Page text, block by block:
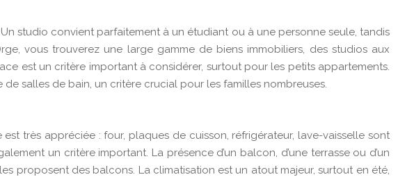
studio convient parfaitement à un étudiant ou à une personne seule, tandis
vous trouverez une large gamme de biens immobiliers, des studios aux
est un critère important à considérer, surtout pour les petits appartements.
salles de bain, un critère crucial pour les familles nombreuses.
très appréciée : four, plaques de cuisson, réfrigérateur, lave-vaisselle sont
un critère important. La présence d’un balcon, d’une terrasse ou d’un
proposent des balcons. La climatisation est un atout majeur, surtout en été,